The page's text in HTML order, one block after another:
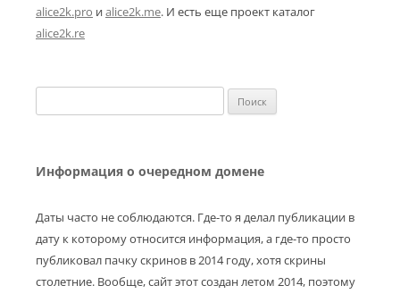
alice2k.pro иalice2k.me. И есть еще проект каталог
alice2k.re
Информация о очередном домене
Даты часто не соблюдаются. Где-то я делал публикации в
дату к которому относится информация, а где-то просто
публиковал пачку скринов в 2014 году, хотя скрины
столетние. Вообще, сайт этот создан летом 2014, поэтому